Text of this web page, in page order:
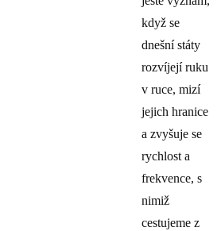
když se
dnešní státy
rozvíjejí ruku
v ruce, mizí
jejich hranice
a zvyšuje se
rychlost a
frekvence, s
nimiž
cestujeme z